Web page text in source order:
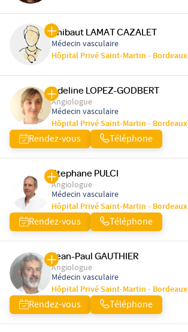
Thibaut LAMAT CAZALET
Médecin vasculaire
Hôpital Privé Saint-Martin - Bordeaux
Adeline LOPEZ-GODBERT
Angiologue
Médecin vasculaire
Hôpital Privé Saint-Martin - Bordeaux
Rendez-vous Téléphone
Stephane PULCI
Angiologue
Médecin vasculaire
Hôpital Privé Saint-Martin - Bordeaux
Rendez-vous Téléphone
Jean-Paul GAUTHIER
Angiologue
Médecin vasculaire
Hôpital Privé Saint-Martin - Bordeaux
Rendez-vous Téléphone